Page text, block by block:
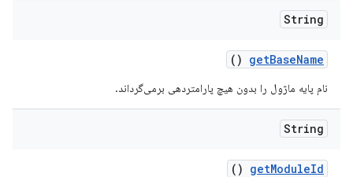
String
getBaseName
()
نام پایه ماژول را بدون هیچ پارامتردهی برمی‌گرداند.
String
getModuleId
()